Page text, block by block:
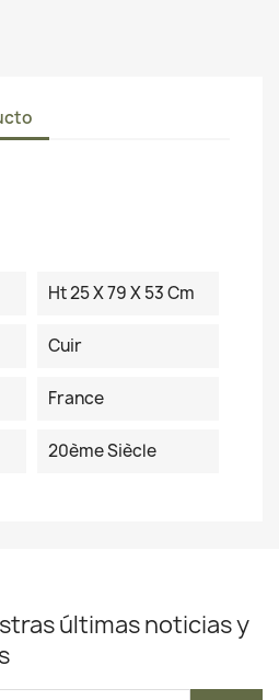
Ht 25 X 79 X 53 Cm
Cuir
France
20ème Siècle
últimas noticias y